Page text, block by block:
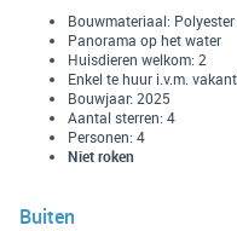
Bouwmateriaal:
Panorama op het water
Huisdieren welkom: 2
Enkel te huur i.v.m.
Bouwjaar: 2025
Aantal sterren: 4
Personen: 4
Niet roken
Buiten